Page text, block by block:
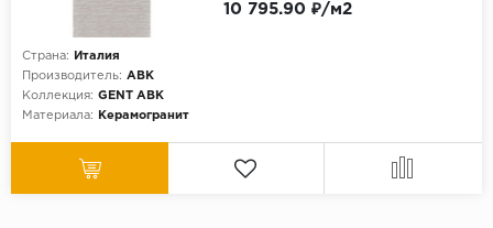
Страна:
Италия
Производитель: ABK
Коллекция: GENT ABK
Материала:
Керамогранит
10 795.90 ₽/м2